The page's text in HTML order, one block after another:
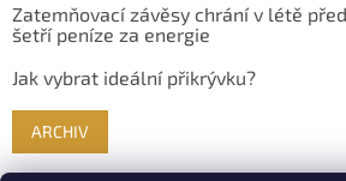
Zatemňovací závěsy chrání v létě
šetří peníze za energie
Jak vybrat ideální přikrývku?
ARCHIV